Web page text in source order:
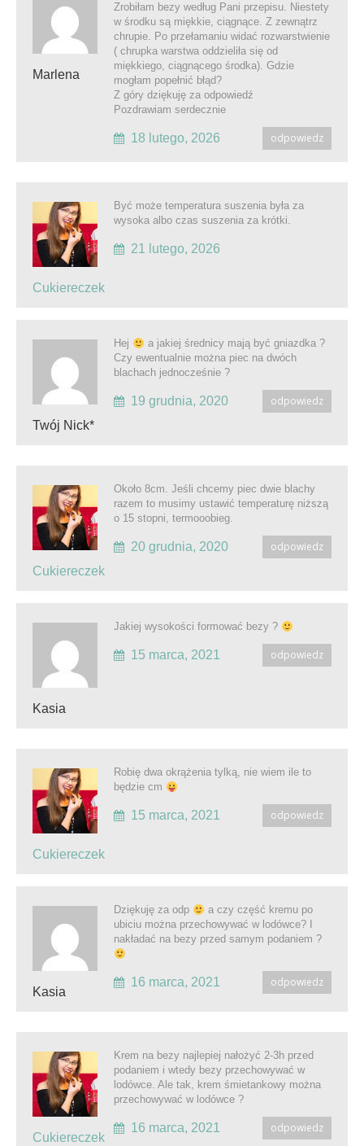
Marlena
Zrobiłam bezy według Pani przepisu. Niestety
w środku są miękkie, ciągnące. Z zewnątrz
chrupie. Po przełamaniu widać rozwarstwienie
( chrupka warstwa oddzieliła się od
miękkiego, ciągnącego środka). Gdzie
mogłam popełnić błąd?
Z góry dziękuję za odpowiedź
Pozdrawiam serdecznie
odpowiedz
18 lutego, 2026
Cukiereczek
Być może temperatura suszenia była za
wysoka albo czas suszenia za krótki.
21 lutego, 2026
Twój Nick*
Hej
a jakiej średnicy mają być gniazdka ?
Czy ewentualnie można piec na dwóch
blachach jednocześnie ?
odpowiedz
19 grudnia, 2020
Cukiereczek
Około 8cm. Jeśli chcemy piec dwie blachy
razem to musimy ustawić temperaturę niższą
o 15 stopni, termooobieg.
odpowiedz
20 grudnia, 2020
Kasia
Jakiej wysokości formować bezy ?
odpowiedz
15 marca, 2021
Cukiereczek
Robię dwa okrążenia tylką, nie wiem ile to
będzie cm
odpowiedz
15 marca, 2021
Kasia
Dziękuję za odp
a czy część kremu po
ubiciu można przechowywać w lodówce? I
nakładać na bezy przed samym podaniem ?
odpowiedz
16 marca, 2021
Cukiereczek
Krem na bezy najlepiej nałożyć 2-3h przed
podaniem i wtedy bezy przechowywać w
lodówce. Ale tak, krem śmietankowy można
przechowywać w lodówce ?
odpowiedz
16 marca, 2021